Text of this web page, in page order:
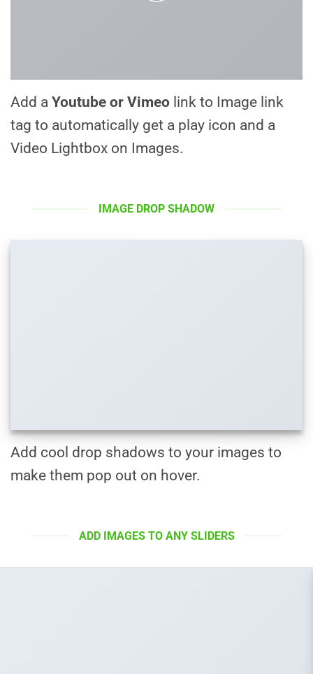
Add a Youtube or Vimeo link to Image link
tag to automatically get a play icon and a
Video Lightbox on Images.
IMAGE DROP SHADOW
Add cool drop shadows to your images to
make them pop out on hover.
ADD IMAGES TO ANY SLIDERS